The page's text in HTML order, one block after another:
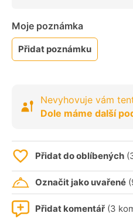
Moje poznámka
Přidat poznámku
Nevyhovuje vám
Dole máme další
Přidat do oblíbených
Označit jako uvařené
Přidat komentář (3